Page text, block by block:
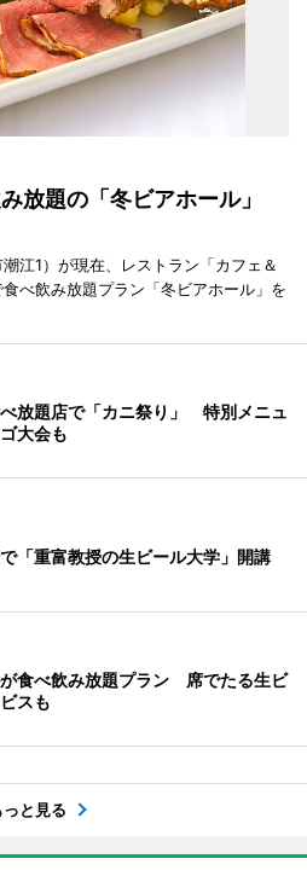
放題の「冬ビアホール」
江1）が現在、レストラン「カフェ＆
べ飲み放題プラン「冬ビアホール」を
放題店で「カニ祭り」 特別メニュ
大会も
「重富教授の生ビール大学」開講
食べ飲み放題プラン 席でたる生ビ
スも
っと見る